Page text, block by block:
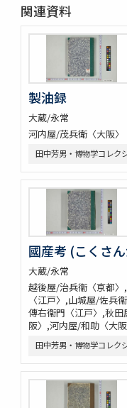
関連資料
製油録
大蔵/永常
河内屋/茂兵衛〈大阪〉
田中芳男・博物学コレク
國産考 (こくさ
大蔵/永常
越後屋/治兵衞〈亰都
〈江戸〉,山城屋/佐兵
傳右衞門〈江戸〉,秋
阪〉,河内屋/和助〈大
田中芳男・博物学コレク